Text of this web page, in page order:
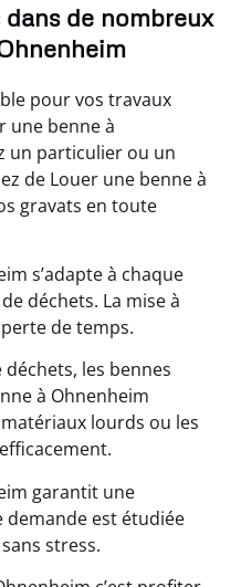
de nombreux
pour vos travaux
une benne à
un particulier ou un
de Louer une benne à
gravats en toute
s’adapte à chaque
déchets. La mise à
de temps.
les bennes
à Ohnenheim
lourds ou les
garantit une
demande est étudiée
stress.